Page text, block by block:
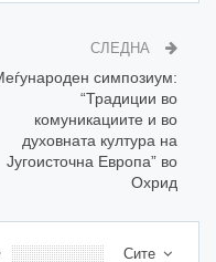
СЛЕДНА
симпозиум:
“Традиции во
комуникациите и во
духовната култура на
Југоисточна Европа” во
Охрид
Сите